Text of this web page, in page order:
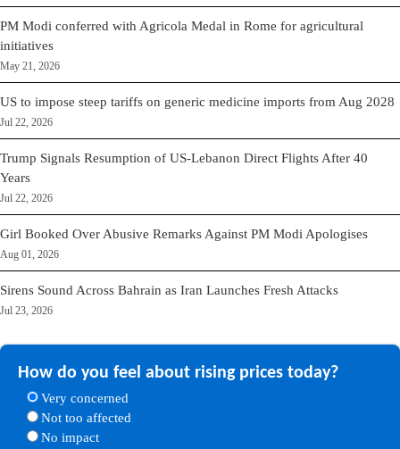
PM Modi conferred with Agricola Medal in Rome for agricultural
initiatives
May 21, 2026
US to impose steep tariffs on generic medicine imports from Aug 2028
Jul 22, 2026
Trump Signals Resumption of US-Lebanon Direct Flights After 40
Years
Jul 22, 2026
Girl Booked Over Abusive Remarks Against PM Modi Apologises
Aug 01, 2026
Sirens Sound Across Bahrain as Iran Launches Fresh Attacks
Jul 23, 2026
How do you feel about rising prices today?
Very concerned
Not too affected
No impact